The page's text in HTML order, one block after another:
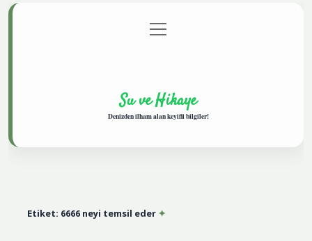
Gizlilik Politikası
menüyü
aç
Su ve Hikaye
Denizden ilham alan keyifli bilgiler!
Etiket: 6666 neyi temsil eder